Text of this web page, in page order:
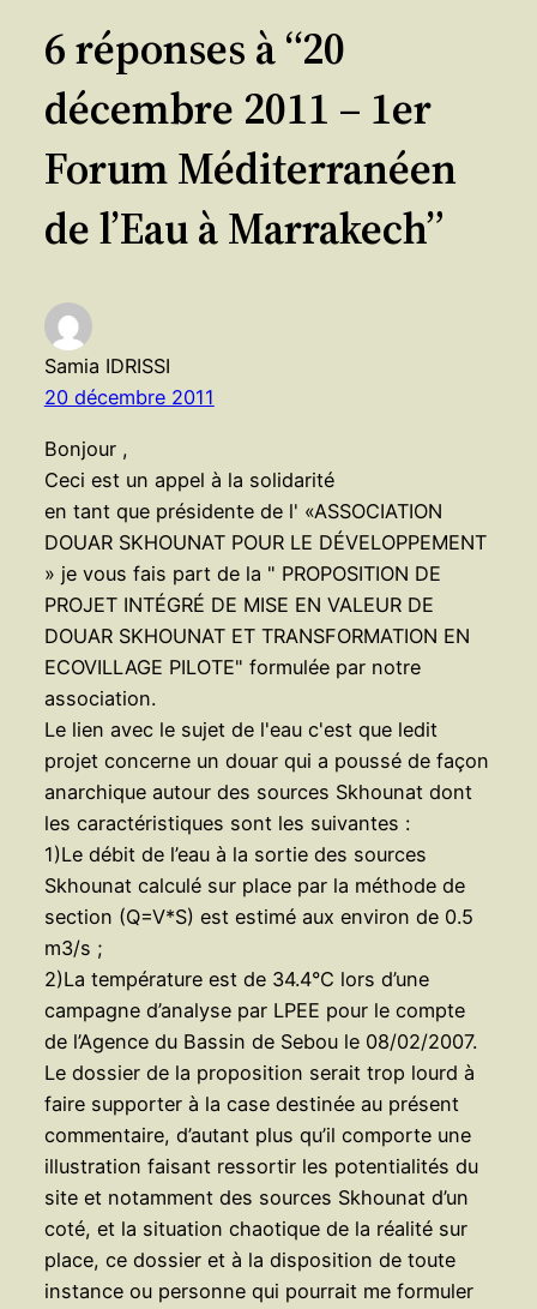
6 réponses à “20
décembre 2011 – 1er
Forum Méditerranéen
de l’Eau à Marrakech”
Samia IDRISSI
20 décembre 2011
Bonjour ,
Ceci est un appel à la solidarité
en tant que présidente de l' «ASSOCIATION
DOUAR SKHOUNAT POUR LE DÉVELOPPEMENT
» je vous fais part de la " PROPOSITION DE
PROJET INTÉGRÉ DE MISE EN VALEUR DE
DOUAR SKHOUNAT ET TRANSFORMATION EN
ECOVILLAGE PILOTE" formulée par notre
association.
Le lien avec le sujet de l'eau c'est que ledit
projet concerne un douar qui a poussé de façon
anarchique autour des sources Skhounat dont
les caractéristiques sont les suivantes :
1)Le débit de l’eau à la sortie des sources
Skhounat calculé sur place par la méthode de
section (Q=V*S) est estimé aux environ de 0.5
m3/s ;
2)La température est de 34.4°C lors d’une
campagne d’analyse par LPEE pour le compte
de l’Agence du Bassin de Sebou le 08/02/2007.
Le dossier de la proposition serait trop lourd à
faire supporter à la case destinée au présent
commentaire, d’autant plus qu’il comporte une
illustration faisant ressortir les potentialités du
site et notamment des sources Skhounat d’un
coté, et la situation chaotique de la réalité sur
place, ce dossier et à la disposition de toute
instance ou personne qui pourrait me formuler